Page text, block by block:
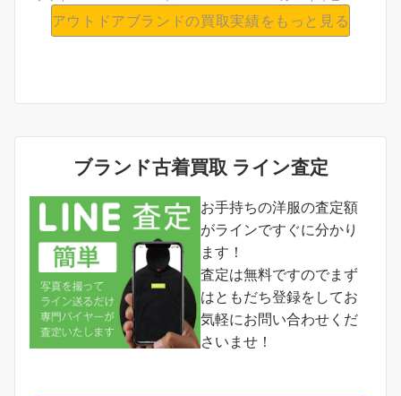
系....
アウトドアブランドの買取実績をもっと見る
ブランド古着買取 ライン査定
お手持ちの洋服の査定額
がラインですぐに分かり
ます！
査定は無料ですのでまず
はともだち登録をしてお
気軽にお問い合わせくだ
さいませ！